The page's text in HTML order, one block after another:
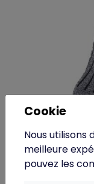
PA038 -
unisexe
Cookie
Nous utilisons
meilleure
pouvez les